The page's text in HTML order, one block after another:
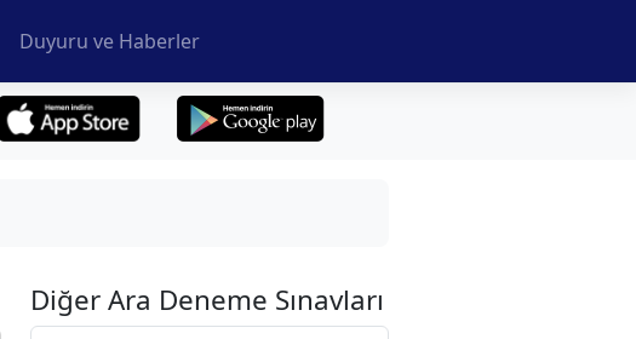
Duyuru ve Haberler
Diğer Ara Deneme Sınavları